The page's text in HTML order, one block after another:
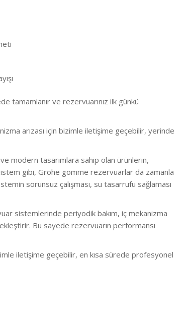
tamamlanır ve rezervuarınız ilk günkü
arızası için bizimle iletişime geçebilir, yerinde
modern tasarımlara sahip olan ürünlerin,
gibi, Grohe gömme rezervuarlar da zamanla
sorunsuz çalışması, su tasarrufu sağlaması
sistemlerinde periyodik bakım, iç mekanizma
Bu sayede rezervuarın performansı
iletişime geçebilir, en kısa sürede profesyonel